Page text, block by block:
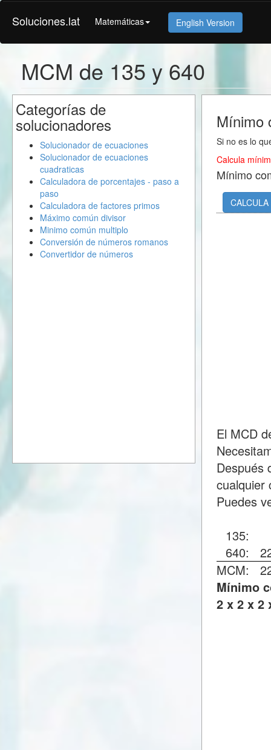
Soluciones.lat Matemáticas English Version
MCM de 135 y 640
Mínimo
Si no es lo
Calcula
Mínimo
CALCULA
El MCD
Después
cualquier
Puedes
135:
640:2
MCM:2
Mínimo
2 x 2 x 2
Categorías de
solucionadores
Solucionador de ecuaciones
Solucionador de ecuaciones
cuadraticas
Calculadora de porcentajes - paso a
paso
Calculadora de factores primos
Máximo común divisor
Minimo común multiplo
Conversión de números romanos
Convertidor de números